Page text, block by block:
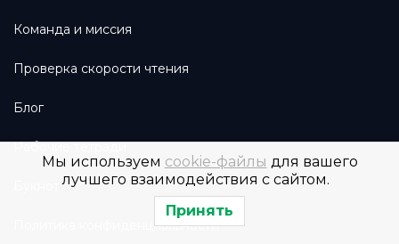
Команда и миссия
Проверка скорости чтения
Блог
Рабочие тетради
Политика конфиденциальности
Мы используем cookie-файлы для вашего
лучшего взаимодействия с сайтом.
Принять